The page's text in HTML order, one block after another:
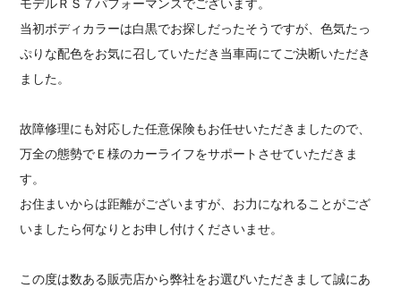
モデルＲＳ７パフォーマンスでございます。
当初ボディカラーは白黒でお探しだったそうですが、色気たっ
ぷりな配色をお気に召していただき当車両にてご決断いただき
ました。
故障修理にも対応した任意保険もお任せいただきましたので、
万全の態勢でＥ様のカーライフをサポートさせていただきま
す。
お住まいからは距離がございますが、お力になれることがござ
いましたら何なりとお申し付けくださいませ。
この度は数ある販売店から弊社をお選びいただきまして誠にあ